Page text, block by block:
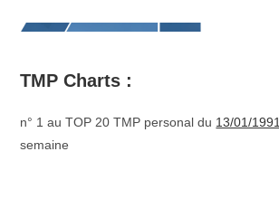
TMP Charts :
n° 1 au TOP 20 TMP personal du 13/01/1991
semaine